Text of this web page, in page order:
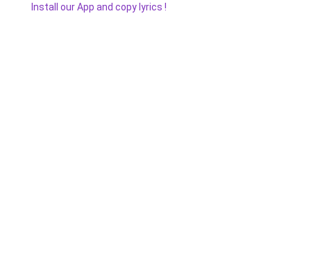
Install our App and copy lyrics !